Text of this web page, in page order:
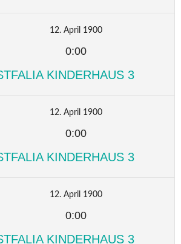
12. April 1900
0:00
KINDERHAUS 3
12. April 1900
0:00
KINDERHAUS 3
12. April 1900
0:00
KINDERHAUS 3